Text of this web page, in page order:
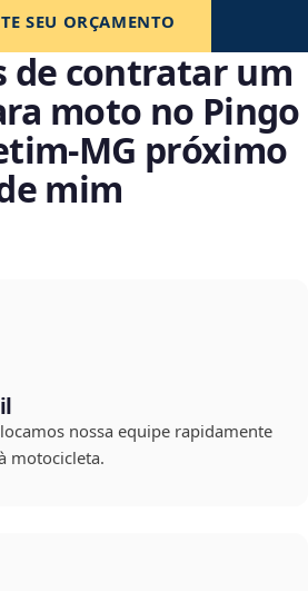
SEU ORÇAMENTO
de contratar um
moto no Pingo
próximo
mim
nossa equipe rapidamente
motocicleta.